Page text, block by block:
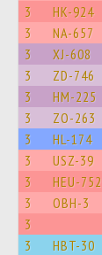
3 HK-924
3 NA-657
3 XJ-608
3 ZD-746
3 HM-225
3 ZO-263
3 HL-174
3 USZ-39
3 HEU-752
3 OBH-3
3
3 HBT-30